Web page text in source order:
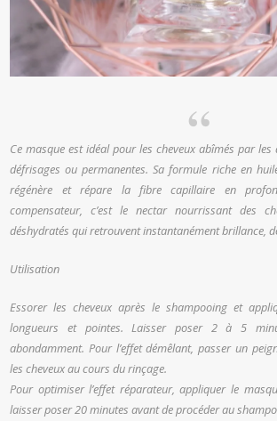
Ce masque est idéal pour les cheveux abîmés par les
défrisages ou permanentes. Sa formule riche en
régénère et répare la fibre capillaire en
compensateur, c’est le nectar nourrissant des
déshydratés qui retrouvent instantanément brillance,
Utilisation
Essorer les cheveux après le shampooing et
longueurs et pointes. Laisser poser 2 à 5
abondamment. Pour l’effet démêlant, passer un
les cheveux au cours du rinçage.
Pour optimiser l’effet réparateur, appliquer le
laisser poser 20 minutes avant de procéder au